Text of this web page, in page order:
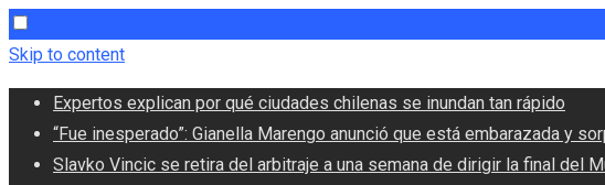
Skip to content
Expertos explican por qué ciudades chilenas se inundan tan rápido
“Fue inesperado”: Gianella Marengo anunció que está embarazada y
Slavko Vincic se retira del arbitraje a una semana de dirigir la final del